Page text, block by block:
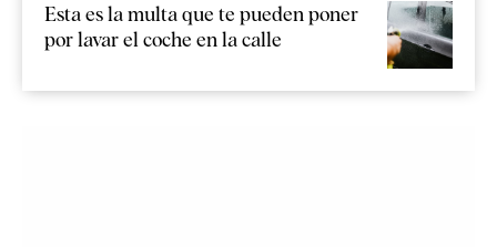
Esta es la multa que te pueden poner
por lavar el coche en la calle